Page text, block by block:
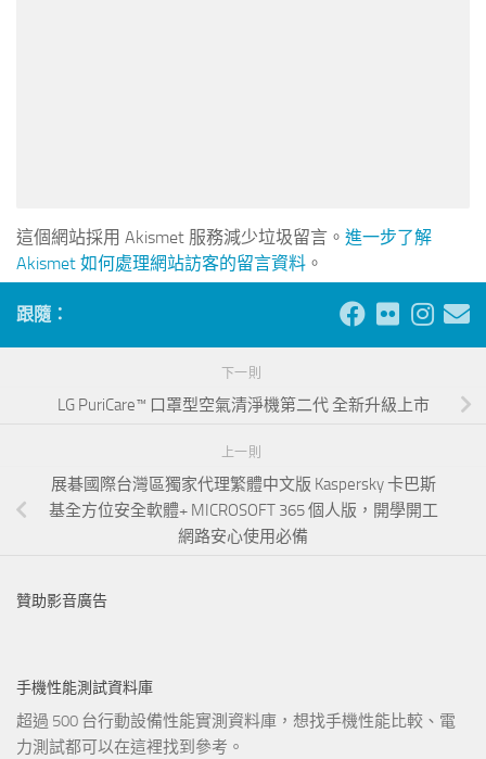
這個網站採用 Akismet 服務減少垃圾留言。 進一步了解
Akismet 如何處理網站訪客的留言資料 。
跟隨：
下一則
LG PuriCare™ 口罩型空氣清淨機第二代 全新升級上市
上一則
展碁國際台灣區獨家代理繁體中文版 Kaspersky 卡巴斯
基全方位安全軟體+ MICROSOFT 365 個人版，開學開工
網路安心使用必備
贊助影音廣告
手機性能測試資料庫
超過 500 台行動設備性能實測資料庫，想找手機性能比較、電
力測試都可以在這裡找到參考。